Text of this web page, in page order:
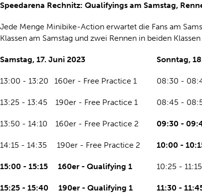
Speedarena Rechnitz: Qualifyings am Samstag,
Jede Menge Minibike-Action erwartet die Fans am
Klassen am Samstag und zwei Rennen in beiden
Samstag, 17. Juni 2023 Sonntag,
13:00 - 13:20 160er - Free Practice 1
13:25 - 13:45 190er - Free Practice 1
13:50 - 14:10 160er - Free Practice 2
14:15 - 14:35 190er - Free Practice 2
15:00 - 15:15 160er - Qualifying 1
15:25 - 15:40 190er - Qualifying 1
08:30 -
08:45 -
09:30 -
10:00 -
10:25 -
11:30 -